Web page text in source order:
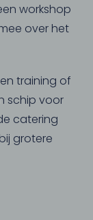
workshop
over het
training of
schip voor
catering
grotere